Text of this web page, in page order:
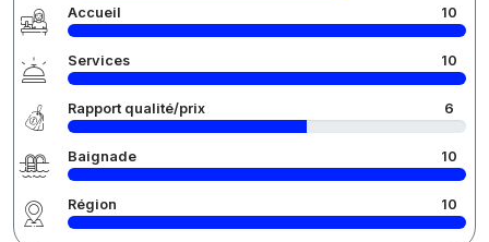
Accueil 10
Services 10
Rapport qualité/prix 6
Baignade 10
Région 10